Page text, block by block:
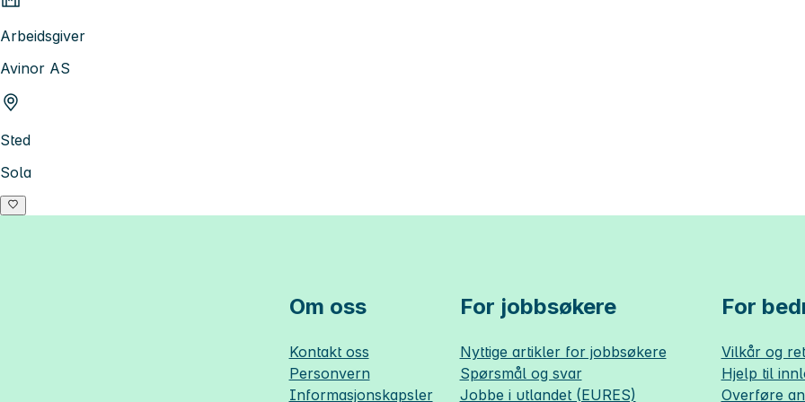
Arbeidsgiver
Avinor AS
Sted
Sola
Om oss
Kontakt oss
Personvern
Informasjonskapsler
For jobbsøkere
Nyttige artikler for jobbsøkere
Spørsmål og svar
Jobbe i utlandet (EURES)
For
Vilkår og
Hjelp til
Overføre